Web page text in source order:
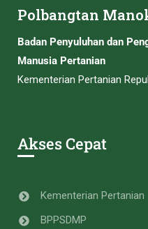
Polbangtan
Badan Penyuluhan dan
Manusia Pertanian
Kementerian Pertanian
Akses Cepat
Kementerian Pertanian
BPPSDMP